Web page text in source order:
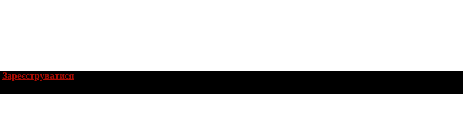
Зареєструватися